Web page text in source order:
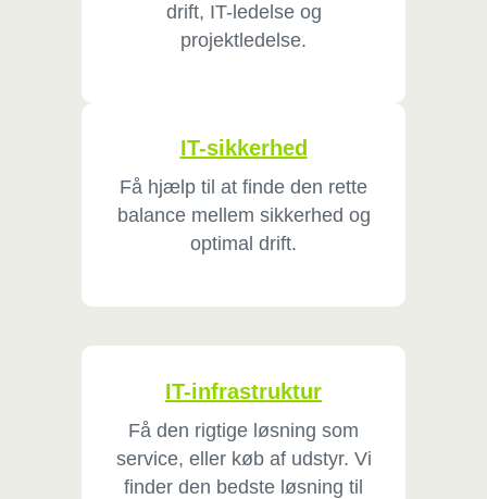
drift, IT-ledelse og
projektledelse.
IT-sikkerhed
Få hjælp til at finde den rette
balance mellem sikkerhed og
optimal drift.
IT-infrastruktur
Få den rigtige løsning som
service, eller køb af udstyr. Vi
finder den bedste løsning til